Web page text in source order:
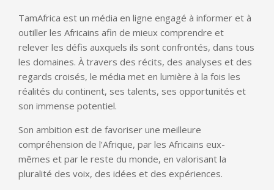
TamAfrica est un média en ligne engagé à informer et à
outiller les Africains afin de mieux comprendre et
relever les défis auxquels ils sont confrontés, dans tous
les domaines. À travers des récits, des analyses et des
regards croisés, le média met en lumière à la fois les
réalités du continent, ses talents, ses opportunités et
son immense potentiel.
Son ambition est de favoriser une meilleure
compréhension de l’Afrique, par les Africains eux-
mêmes et par le reste du monde, en valorisant la
pluralité des voix, des idées et des expériences.